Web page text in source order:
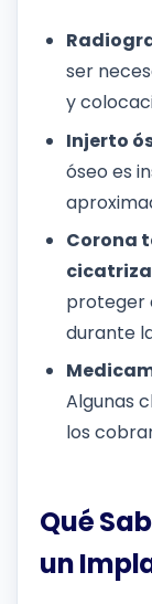
ser
y
Injerto
óseo es
Corona
proteger
durante
Algunas
los
Qué
un